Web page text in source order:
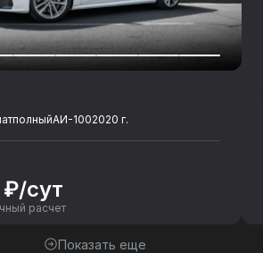
полныйАИ-1002020 г.
₽/сут
расчет
Показать еще